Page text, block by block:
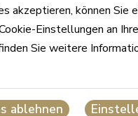
akzeptieren, können Sie
Einstellungen an
Sie weitere
ablehnen